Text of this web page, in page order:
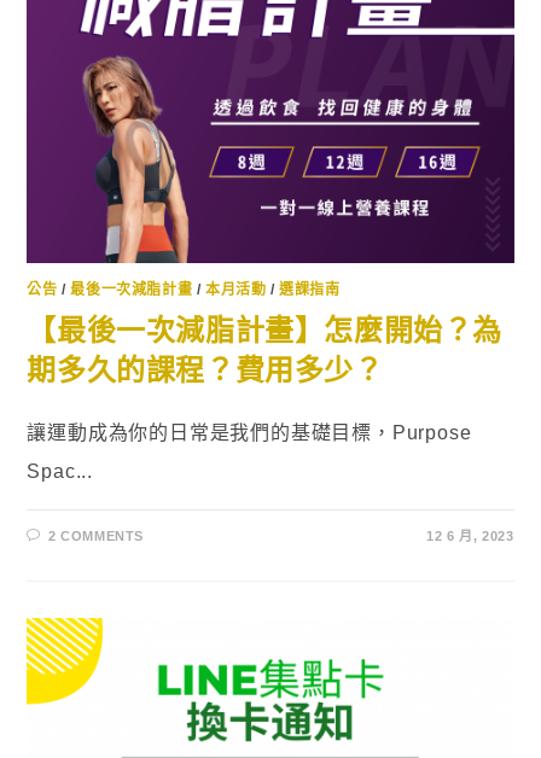
公告 /最後一次減脂計畫 /本月活動 /選課指南
【最後一次減脂計畫】怎麼開始？為
期多久的課程？費用多少？
讓運動成為你的日常是我們的基礎目標，Purpose
Spac...
2 COMMENTS 12 6 月, 2023